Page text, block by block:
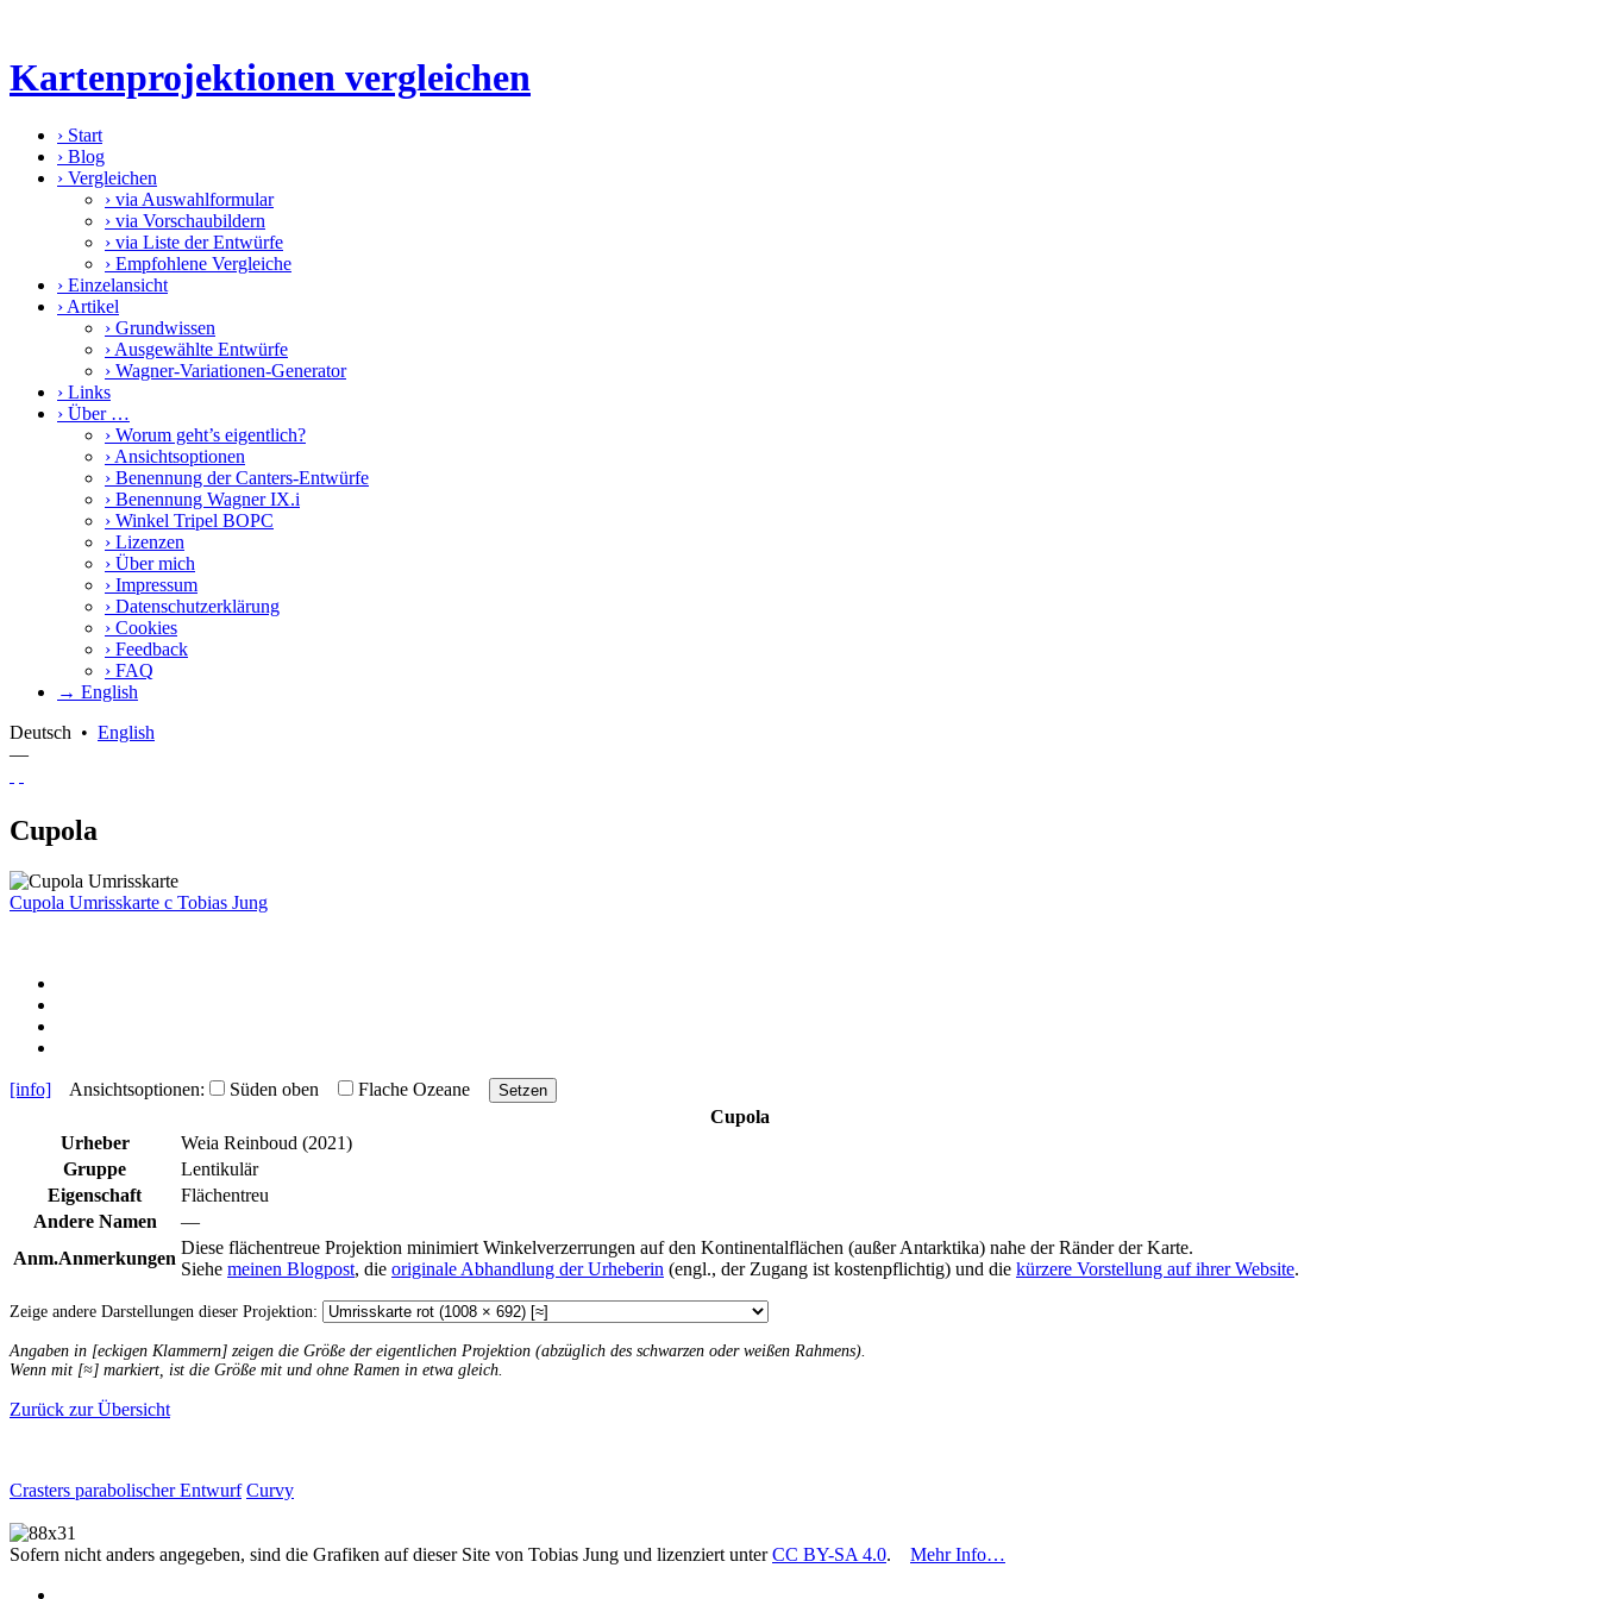
Kartenprojektionen vergleichen
› Start
› Blog
› Vergleichen
› via Auswahlformular
› via Vorschaubildern
› via Liste der Entwürfe
› Empfohlene Vergleiche
› Einzelansicht
› Artikel
› Grundwissen
› Ausgewählte Entwürfe
› Wagner-Variationen-Generator
› Links
› Über …
› Worum geht’s eigentlich?
› Ansichtsoptionen
› Benennung der Canters-Entwürfe
› Benennung Wagner IX.i
› Winkel Tripel BOPC
› Lizenzen
› Über mich
› Impressum
› Datenschutzerklärung
› Cookies
› Feedback
› FAQ
→ English
Deutsch • English
—
Cupola
Cupola Umrisskarte c Tobias Jung
[info] Ansichtsoptionen: Süden oben Flache Ozeane Setzen
Cupola
Urheber
Weia Reinboud (2021)
Gruppe
Lentikulär
Eigenschaft
Flächentreu
Andere Namen
—
Anm.Anmerkungen
Diese flächentreue Projektion minimiert Winkelverzerrungen auf den Kontinentalflächen (außer Antarktika) nahe der Ränder der Karte.
Siehe meinen Blogpost, die originale Abhandlung der Urheberin (engl., der Zugang ist kostenpflichtig) und die kürzere Vorstellung auf ihrer Website.
Zeige andere Darstellungen dieser Projektion:
Angaben in [eckigen Klammern] zeigen die Größe der eigentlichen Projektion (abzüglich des schwarzen oder weißen Rahmens).
Wenn mit [≈] markiert, ist die Größe mit und ohne Ramen in etwa gleich.
Zurück zur Übersicht
Crasters parabolischer Entwurf Curvy
Sofern nicht anders angegeben, sind die Grafiken auf dieser Site von Tobias Jung und lizenziert unterCC BY-SA 4.0. Mehr Info…